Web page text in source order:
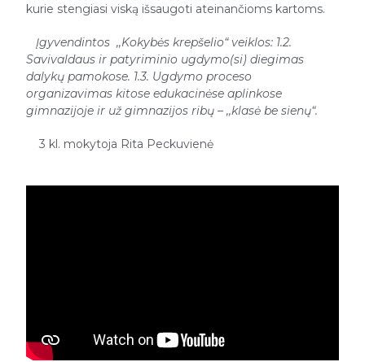
kurie stengiasi viską išsaugoti ateinančioms kartoms.
Įgyvendintos ,,Kokybės krepšelio“ veiklos: 1.2.
Savivaldaus ir patyriminio ugdymo(si) diegimas
dalykų pamokose. 1.3. Ugdymo proceso
organizavimas kitose edukacinėse aplinkose
gimnazijoje ir už gimnazijos ribų – ,,klasė be sienų“.
3 kl. mokytoja Rita Peckuvienė